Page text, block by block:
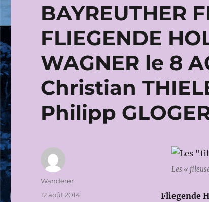
BAYREUTHER
FLIEGENDE
WAGNER le 8
Christian
Philipp
Les «
Fliegende
Auteur
Wanderer
Publié
12 août 2014